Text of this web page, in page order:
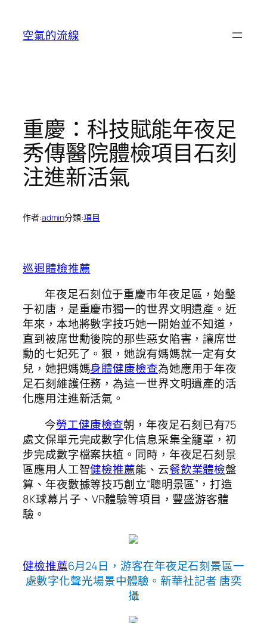
空氣的流線
重慶：科技賦能年夜足
秀傳醫院體檢項目石刻
注進新活氣
作者:admin分類:項目
巡迴體檢推薦
年夜足石刻位于重慶市年夜足區，始鑿
于初唐，是重慶市獨一的世界文明遺產。近
年來，本地將數字技巧她一開始並不知道，
直到被席世勳後院的那些惡女陷害，讓席世
勳的七妃死了。狠，她說有媽媽就一定有女
兒，她把媽媽身體健康檢查為她應用于年夜
足石刻維護任務，為這一世界文明遺產的活
化應用注進新活氣。
今勞工健康檢查朝，年夜足石刻已有75
處文保單元完成數字化信息采集全籠罩，初
步完成數字檔案扶植。同時，年夜足石刻景
區應用人工智健檢推薦能、云餐飲業體檢盤
算、年夜數據等技巧創立“聰明景區”，打造
8K球幕片子、VR體驗等項目，豐盛游客體
驗。
健檢推薦6月24日，游客在年夜足石刻景區一
處數字化聲光場景中體驗。新華社記者 唐奕
攝